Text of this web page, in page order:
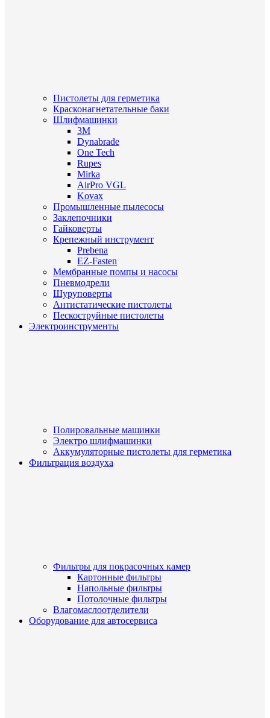
Пистолеты для герметика
Красконагнетательные баки
Шлифмашинки
3M
Dynabrade
One Tech
Rupes
Mirka
AirPro VGL
Kovax
Промышленные пылесосы
Заклепочники
Гайковерты
Крепежный инструмент
Prebena
EZ-Fasten
Мембранные помпы и насосы
Пневмодрели
Шуруповерты
Антистатические пистолеты
Пескоструйные пистолеты
Электроинструменты
Полировальные машинки
Электро шлифмашинки
Аккумуляторные пистолеты для герметика
Фильтрация воздуха
Фильтры для покрасочных камер
Картонные фильтры
Напольные фильтры
Потолочные фильтры
Влагомаслоотделители
Оборудование для автосервиса